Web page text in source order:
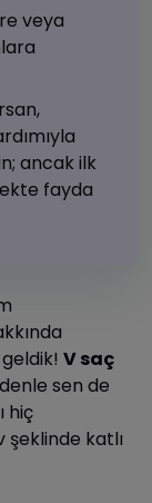
veya
ancak ilk
fayda
V saç
sen de
hiç
katlı